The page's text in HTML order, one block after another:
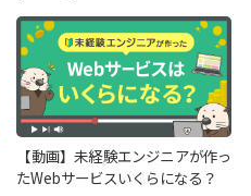
【動画】未経験エンジニアが作っ
たWebサービスいくらになる？